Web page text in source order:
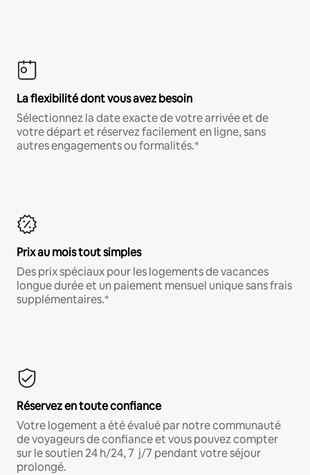
La flexibilité dont vous avez besoin
Sélectionnez la date exacte de votre arrivée et de
votre départ et réservez facilement en ligne, sans
autres engagements ou formalités.*
Prix au mois tout simples
Des prix spéciaux pour les logements de vacances
longue durée et un paiement mensuel unique sans frais
supplémentaires.*
Réservez en toute confiance
Votre logement a été évalué par notre communauté
de voyageurs de confiance et vous pouvez compter
sur le soutien 24 h/24, 7 j/7 pendant votre séjour
prolongé.